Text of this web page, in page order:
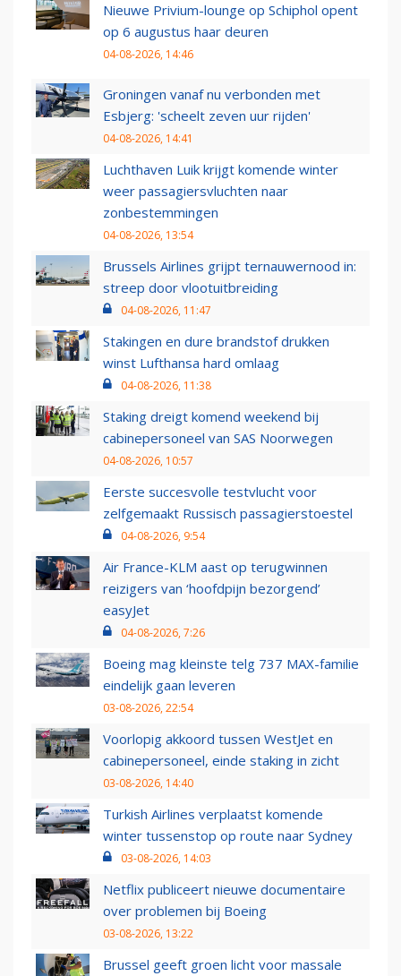
Nieuwe Privium-lounge op Schiphol opent
op 6 augustus haar deuren
04-08-2026, 14:46
Groningen vanaf nu verbonden met
Esbjerg: 'scheelt zeven uur rijden'
04-08-2026, 14:41
Luchthaven Luik krijgt komende winter
weer passagiersvluchten naar
zonbestemmingen
04-08-2026, 13:54
Brussels Airlines grijpt ternauwernood in:
streep door vlootuitbreiding
04-08-2026, 11:47
Stakingen en dure brandstof drukken
winst Lufthansa hard omlaag
04-08-2026, 11:38
Staking dreigt komend weekend bij
cabinepersoneel van SAS Noorwegen
04-08-2026, 10:57
Eerste succesvolle testvlucht voor
zelfgemaakt Russisch passagierstoestel
04-08-2026, 9:54
Air France-KLM aast op terugwinnen
reizigers van ‘hoofdpijn bezorgend’
easyJet
04-08-2026, 7:26
Boeing mag kleinste telg 737 MAX-familie
eindelijk gaan leveren
03-08-2026, 22:54
Voorlopig akkoord tussen WestJet en
cabinepersoneel, einde staking in zicht
03-08-2026, 14:40
Turkish Airlines verplaatst komende
winter tussenstop op route naar Sydney
03-08-2026, 14:03
Netflix publiceert nieuwe documentaire
over problemen bij Boeing
03-08-2026, 13:22
Brussel geeft groen licht voor massale